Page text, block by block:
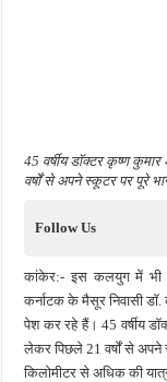
45 वर्षीय डॉक्टर कृष्ण कुमार
वर्षों से अपने स्कूटर पर पूरे
Follow Us
कांकेर:- इस कलयुग में भी
कर्नाटक के मैसूर निवासी
पेश कर रहे हैं। 45 वर्षीय
लेकर पिछले 21 वर्षों से
किलोमीटर से अधिक की